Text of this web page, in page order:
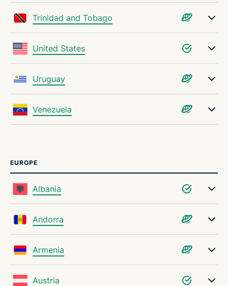
Trinidad and Tobago
United States
Uruguay
Venezuela
EUROPE
Albania
Andorra
Armenia
Austria